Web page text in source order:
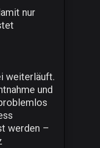
nur
weiterläuft.
und
werden –